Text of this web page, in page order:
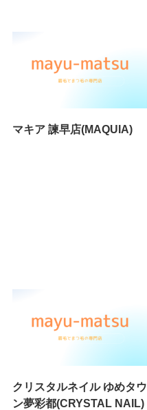
マキア 諫早店(MAQUIA)
クリスタルネイル ゆめタウ
ン夢彩都(CRYSTAL NAIL)